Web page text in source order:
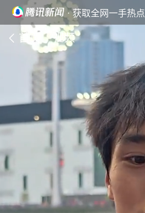
· 获取全网一手热点
首页 视频